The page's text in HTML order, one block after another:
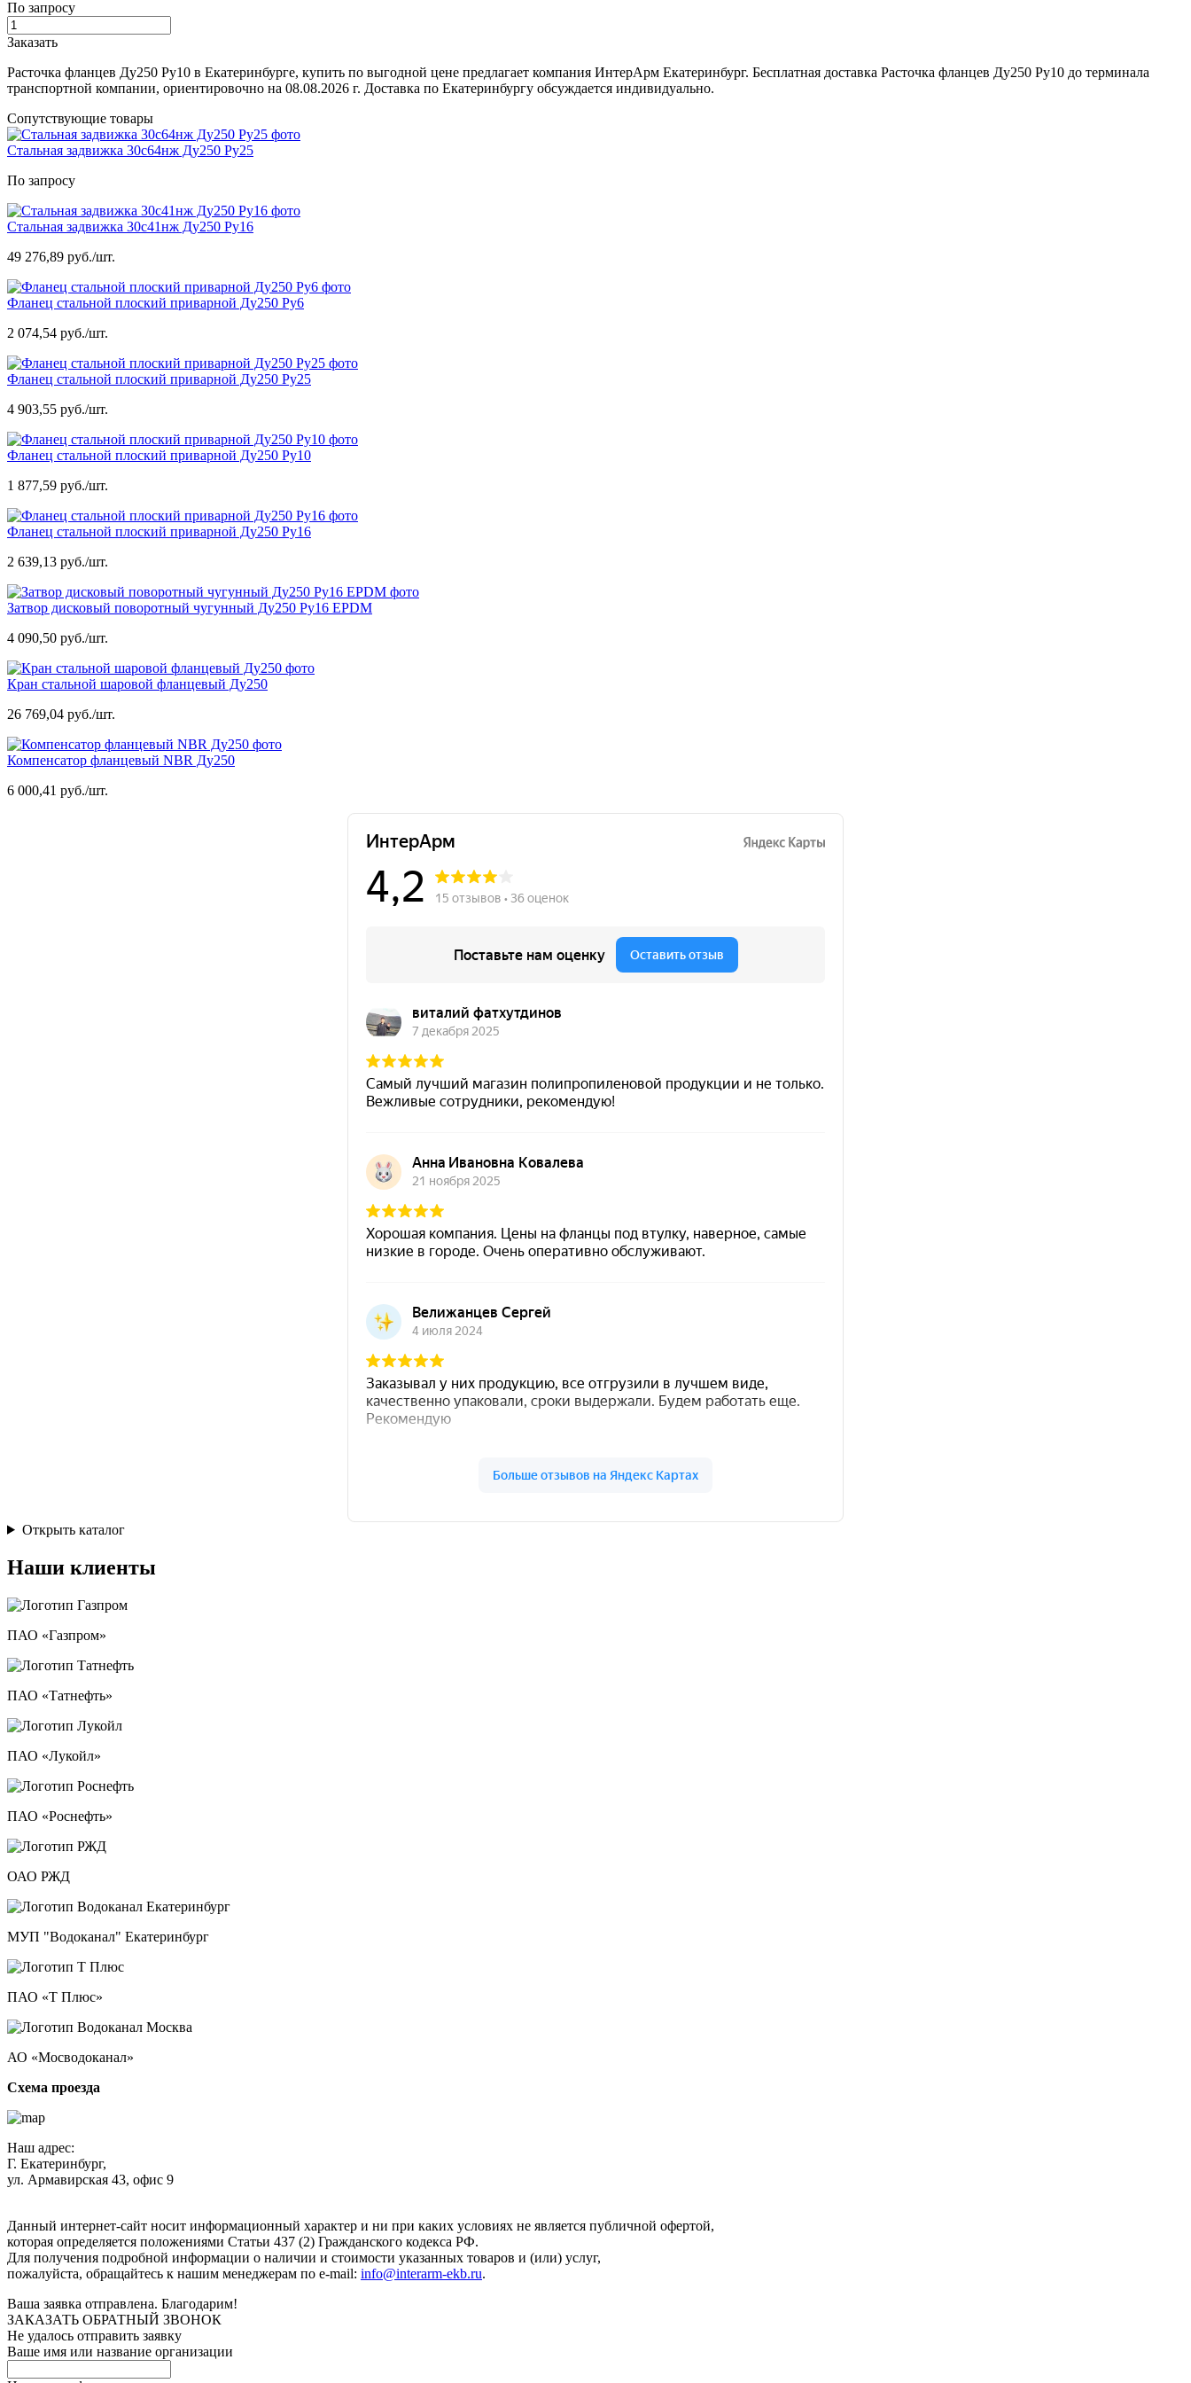
По запросу
Заказать
Расточка фланцев Ду250 Ру10 в Екатеринбурге, купить по выгодной цене предлагает компания ИнтерАрм Екатеринбург. Бесплатная доставка Расточка фланцев Ду250 Ру10 до терминала
транспортной компании, ориентировочно на 08.08.2026 г. Доставка по Екатеринбургу обсуждается индивидуально.
Сопутствующие товары
Стальная задвижка 30с64нж Ду250 Ру25
По запросу
Стальная задвижка 30с41нж Ду250 Ру16
49 276,89 руб./шт.
Фланец стальной плоский приварной Ду250 Ру6
2 074,54 руб./шт.
Фланец стальной плоский приварной Ду250 Ру25
4 903,55 руб./шт.
Фланец стальной плоский приварной Ду250 Ру10
1 877,59 руб./шт.
Фланец стальной плоский приварной Ду250 Ру16
2 639,13 руб./шт.
Затвор дисковый поворотный чугунный Ду250 Ру16 EPDM
4 090,50 руб./шт.
Кран стальной шаровой фланцевый Ду250
26 769,04 руб./шт.
Компенсатор фланцевый NBR Ду250
6 000,41 руб./шт.
Открыть каталог
Наши клиенты
ПАО «Газпром»
ПАО «Татнефть»
ПАО «Лукойл»
ПАО «Роснефть»
ОАО РЖД
МУП "Водоканал" Екатеринбург
ПАО «Т Плюс»
АО «Мосводоканал»
Схема проезда
Наш адрес:
Г. Екатеринбург,
ул. Армавирская 43, офис 9
Данный интернет-сайт носит информационный характер и ни при каких условиях не является публичной офертой,
которая определяется положениями Статьи 437 (2) Гражданского кодекса РФ.
Для получения подробной информации о наличии и стоимости указанных товаров и (или) услуг,
пожалуйста, обращайтесь к нашим менеджерам по e-mail: info@interarm-ekb.ru.
Ваша заявка отправлена. Благодарим!
ЗАКАЗАТЬ ОБРАТНЫЙ ЗВОНОК
Не удалось отправить заявку
Ваше имя или название организации